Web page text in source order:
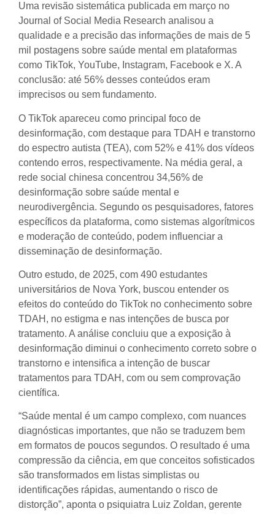
Uma revisão sistemática publicada em março no
Journal of Social Media Research analisou a
qualidade e a precisão das informações de mais de 5
mil postagens sobre saúde mental em plataformas
como TikTok, YouTube, Instagram, Facebook e X. A
conclusão: até 56% desses conteúdos eram
imprecisos ou sem fundamento.
O TikTok apareceu como principal foco de
desinformação, com destaque para TDAH e transtorno
do espectro autista (TEA), com 52% e 41% dos vídeos
contendo erros, respectivamente. Na média geral, a
rede social chinesa concentrou 34,56% de
desinformação sobre saúde mental e
neurodivergência. Segundo os pesquisadores, fatores
específicos da plataforma, como sistemas algorítmicos
e moderação de conteúdo, podem influenciar a
disseminação de desinformação.
Outro estudo, de 2025, com 490 estudantes
universitários de Nova York, buscou entender os
efeitos do conteúdo do TikTok no conhecimento sobre
TDAH, no estigma e nas intenções de busca por
tratamento. A análise concluiu que a exposição à
desinformação diminui o conhecimento correto sobre o
transtorno e intensifica a intenção de buscar
tratamentos para TDAH, com ou sem comprovação
científica.
“Saúde mental é um campo complexo, com nuances
diagnósticas importantes, que não se traduzem bem
em formatos de poucos segundos. O resultado é uma
compressão da ciência, em que conceitos sofisticados
são transformados em listas simplistas ou
identificações rápidas, aumentando o risco de
distorção”, aponta o psiquiatra Luiz Zoldan, gerente